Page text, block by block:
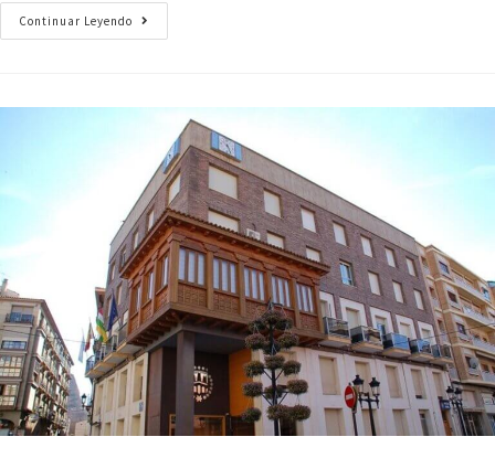
Continuar Leyendo